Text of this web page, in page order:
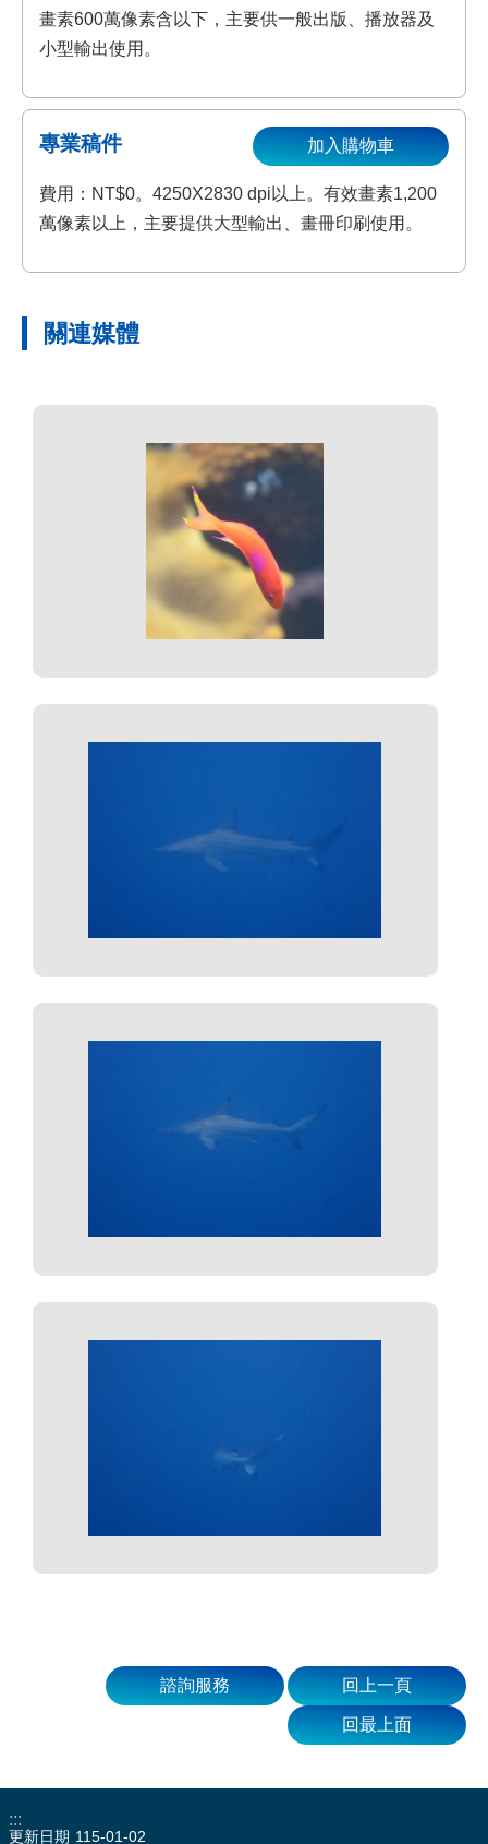
畫素600萬像素含以下，主要供一般出版、播放器及
小型輸出使用。
專業稿件
費用：NT$0。4250X2830 dpi以上。有效畫素1,200
萬像素以上，主要提供大型輸出、畫冊印刷使用。
加入購物車
關連媒體
諮詢服務 回上一頁
回最上面
:::
更新日期 115-01-02